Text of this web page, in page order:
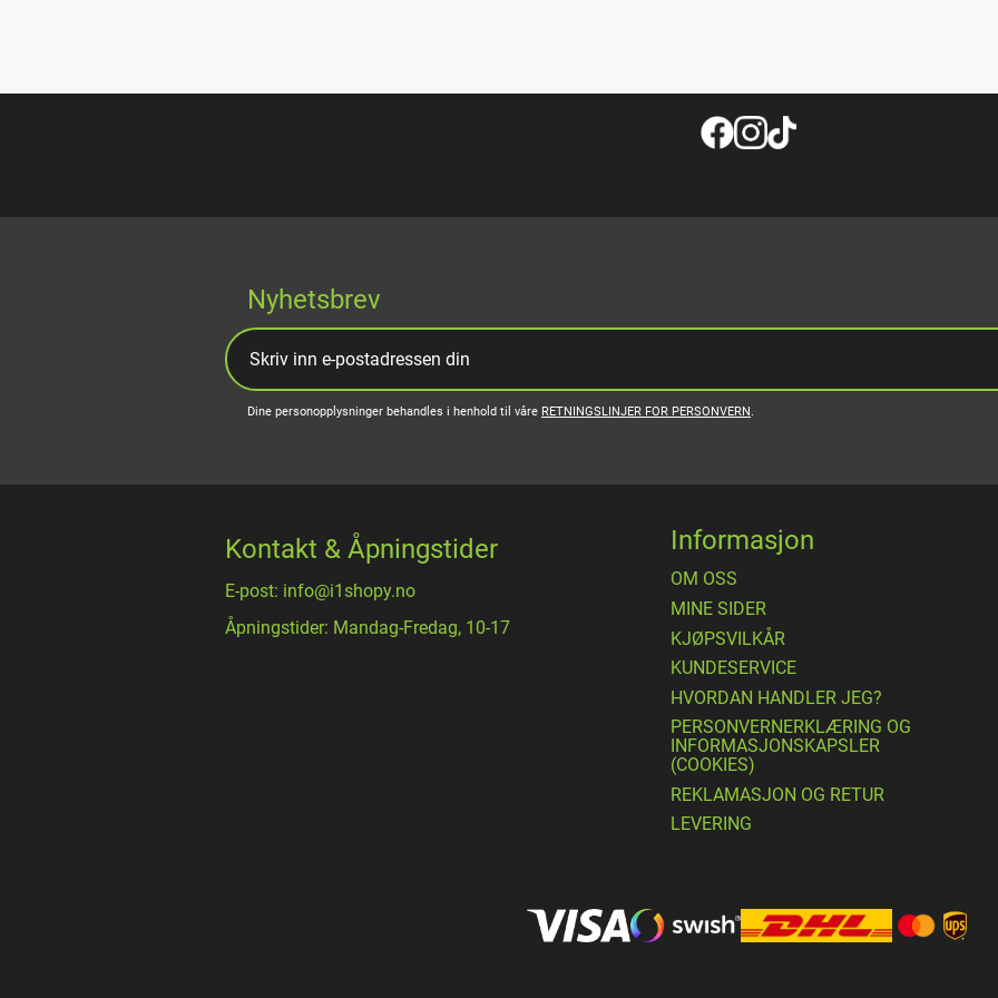
Nyhetsbrev
Dine personopplysninger behandles i henhold til våre RETNINGSLINJER FOR PERSONVERN.
Kontakt & Åpningstider
E-post: info@i1shopy.no
Åpningstider: Mandag-Fredag, 10-17
Informasjon
OM OSS
MINE SIDER
​KJØPSVILKÅR
KUNDESERVICE
HVORDAN HANDLER JEG?
PERSONVERNERKLÆRING OG
INFORMASJONSKAPSLER
(COOKIES)
REKLAMASJON OG RETUR
LEVERING